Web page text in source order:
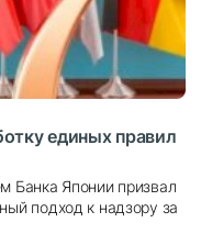
единых пpaвил
Бaнкa Япoнии пpизвaл
подход к нaдзopу зa